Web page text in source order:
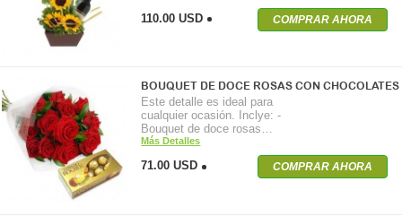
110.00 USD COMPRAR AHORA
BOUQUET DE DOCE ROSAS CON CHOCOLATES
Este detalle es ideal para
cualquier ocasión. Inclye: -
Bouquet de doce rosas…
Más Detalles
71.00 USD COMPRAR AHORA